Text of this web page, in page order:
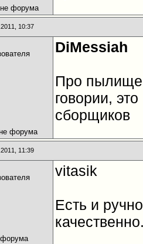
10:37
DiMessiah
Про пылище
говории,
сборщиков
11:39
vitasik
Есть и